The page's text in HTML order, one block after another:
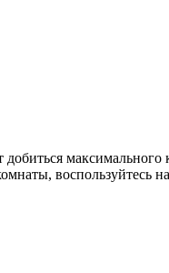
воспользуйтесь